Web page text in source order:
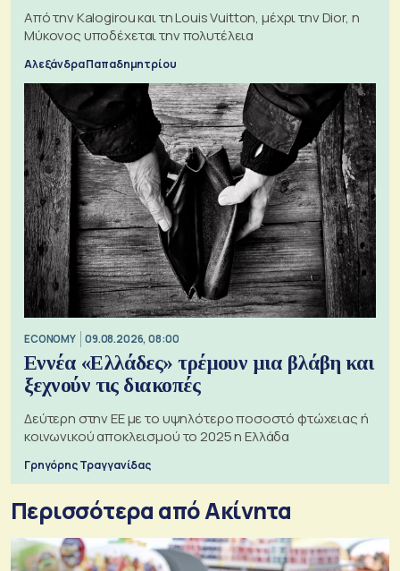
Από την Kalogirou και τη Louis Vuitton, μέχρι την Dior, η
Μύκονος υποδέχεται την πολυτέλεια
Αλεξάνδρα Παπαδημητρίου
ECONOMY 09.08.2026, 08:00
Εννέα «Ελλάδες» τρέμουν μια βλάβη και
ξεχνούν τις διακοπές
Δεύτερη στην ΕΕ με το υψηλότερο ποσοστό φτώχειας ή
κοινωνικού αποκλεισμού το 2025 η Ελλάδα
Γρηγόρης Τραγγανίδας
Περισσότερα από Ακίνητα